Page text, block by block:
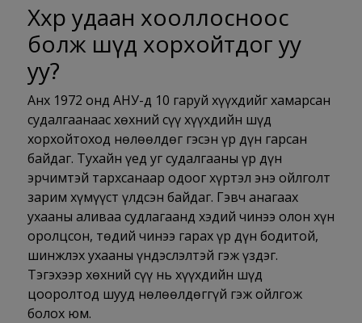
Хөхөөр удаан хооллосноос
болж шүд хорхойтдог уу
уу?
Анх 1972 онд АНУ-д 10 гаруй хүүхдийг хамарсан
судалгаанаас хөхний сүү хүүхдийн шүд
хорхойтоход нөлөөлдөг гэсэн үр дүн гарсан
байдаг. Тухайн үед уг судалгааны үр дүн
эрчимтэй тархсанаар одоог хүртэл энэ ойлголт
зарим хүмүүст үлдсэн байдаг. Гэвч анагаах
ухааны аливаа судлагаанд хэдий чинээ олон хүн
оролцсон, төдий чинээ гарах үр дүн бодитой,
шинжлэх ухааны үндэслэлтэй гэж үздэг.
Тэгэхээр хөхний сүү нь хүүхдийн шүд
цооролтод шууд нөлөөлдөггүй гэж ойлгож
болох юм.